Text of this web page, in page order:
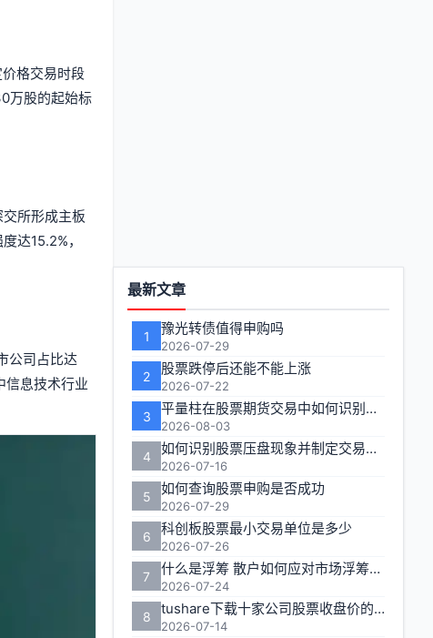
格交易时段
万股的起始标
所形成主板
达15.2%，
公司占比达
信息技术行业
功
能
区
最新文章
1 豫光转债值得申购吗
2026-07-29
2 股票跌停后还能不能上涨
2026-07-22
3 平量柱在股票期货交易中如何识别关键信号？
2026-08-03
4 如何识别股票压盘现象并制定交易策略
2026-07-16
5 如何查询股票申购是否成功
2026-07-29
6 科创板股票最小交易单位是多少
2026-07-26
7 什么是浮筹 散户如何应对市场浮筹变化
2026-07-24
8 tushare下载十家公司股票收盘价的实用方法
2026-07-14